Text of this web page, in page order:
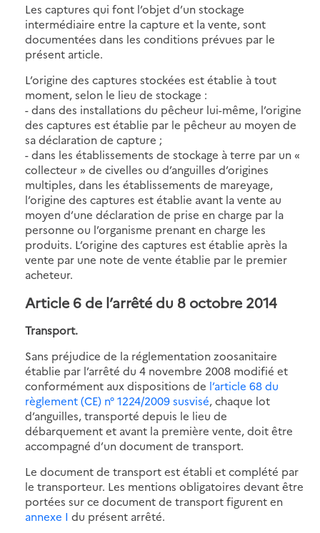
Les captures qui font l’objet d’un stockage
intermédiaire entre la capture et la vente, sont
documentées dans les conditions prévues par le
présent article.
L’origine des captures stockées est établie à tout
moment, selon le lieu de stockage :
- dans des installations du pêcheur lui-même, l’origine
des captures est établie par le pêcheur au moyen de
sa déclaration de capture ;
- dans les établissements de stockage à terre par un «
collecteur » de civelles ou d’anguilles d’origines
multiples, dans les établissements de mareyage,
l’origine des captures est établie avant la vente au
moyen d’une déclaration de prise en charge par la
personne ou l’organisme prenant en charge les
produits. L’origine des captures est établie après la
vente par une note de vente établie par le premier
acheteur.
Article 6 de l’arrêté du 8 octobre 2014
Transport.
Sans préjudice de la réglementation zoosanitaire
établie par l’arrêté du 4 novembre 2008 modifié et
conformément aux dispositions de l’article 68 du
règlement (CE) n° 1224/2009 susvisé, chaque lot
d’anguilles, transporté depuis le lieu de
débarquement et avant la première vente, doit être
accompagné d’un document de transport.
Le document de transport est établi et complété par
le transporteur. Les mentions obligatoires devant être
portées sur ce document de transport figurent en
annexe I du présent arrêté.